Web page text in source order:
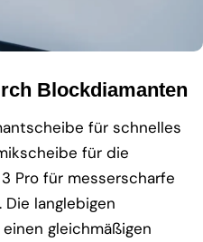
Blockdiamanten
für schnelles
für die
Pro für messerscharfe
langlebigen
gleichmäßigen